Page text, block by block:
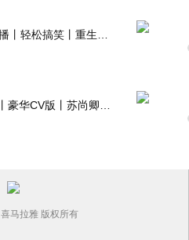
喜马拉雅 版权所有